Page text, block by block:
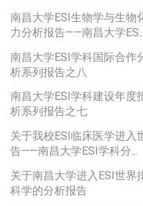
南昌大学ESI生物学与生物
力分析报告——南昌大学ES...
南昌大学ESI学科国际合
析系列报告之八
南昌大学ESI学科建设年
析系列报告之七
关于我校ESI临床医学进入
告——南昌大学ESI学科分...
关于南昌大学进入ESI世
科学的分析报告